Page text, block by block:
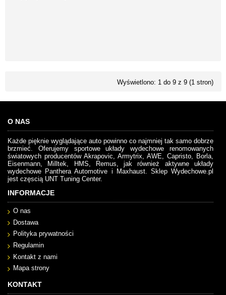
Wyświetlono: 1 do 9 z 9 (1 stron)
O NAS
Każde pięknie wyglądające auto powinno co najmniej tak samo dobrze
brzmieć. Oferujemy sportowe układy wydechowe renomowanych
światowych producentów Akrapovic, Armytrix, AWE, Capristo, Borla,
Eisenmann, Milltek, HMS, Remus, jak również aktywne układy
wydechowe Panthera Automotive i Maxhaust. Sklep Wydechowe.pl
jest częscią UNT Tuning Center.
INFORMACJE
O nas
Dostawa
Polityka prywatności
Regulamin
Kontakt z nami
Mapa strony
KONTAKT